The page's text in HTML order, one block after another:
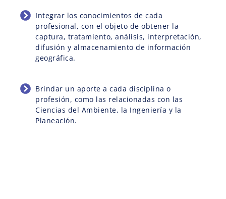
Integrar los conocimientos de cada
profesional, con el objeto de obtener la
captura, tratamiento, análisis, interpretación,
difusión y almacenamiento de información
geográfica.
Brindar un aporte a cada disciplina o
profesión, como las relacionadas con las
Ciencias del Ambiente, la Ingeniería y la
Planeación.